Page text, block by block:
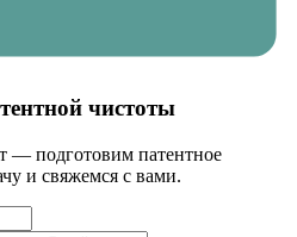
чистоты
подготовим патентное
и свяжемся с вами.